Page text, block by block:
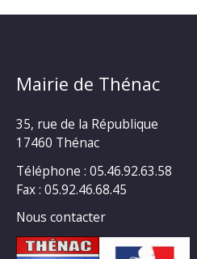
Mairie de Thénac
35, rue de la République
17460 Thénac
Téléphone : 05.46.92.63.58
Fax : 05.92.46.68.45
Nous contacter